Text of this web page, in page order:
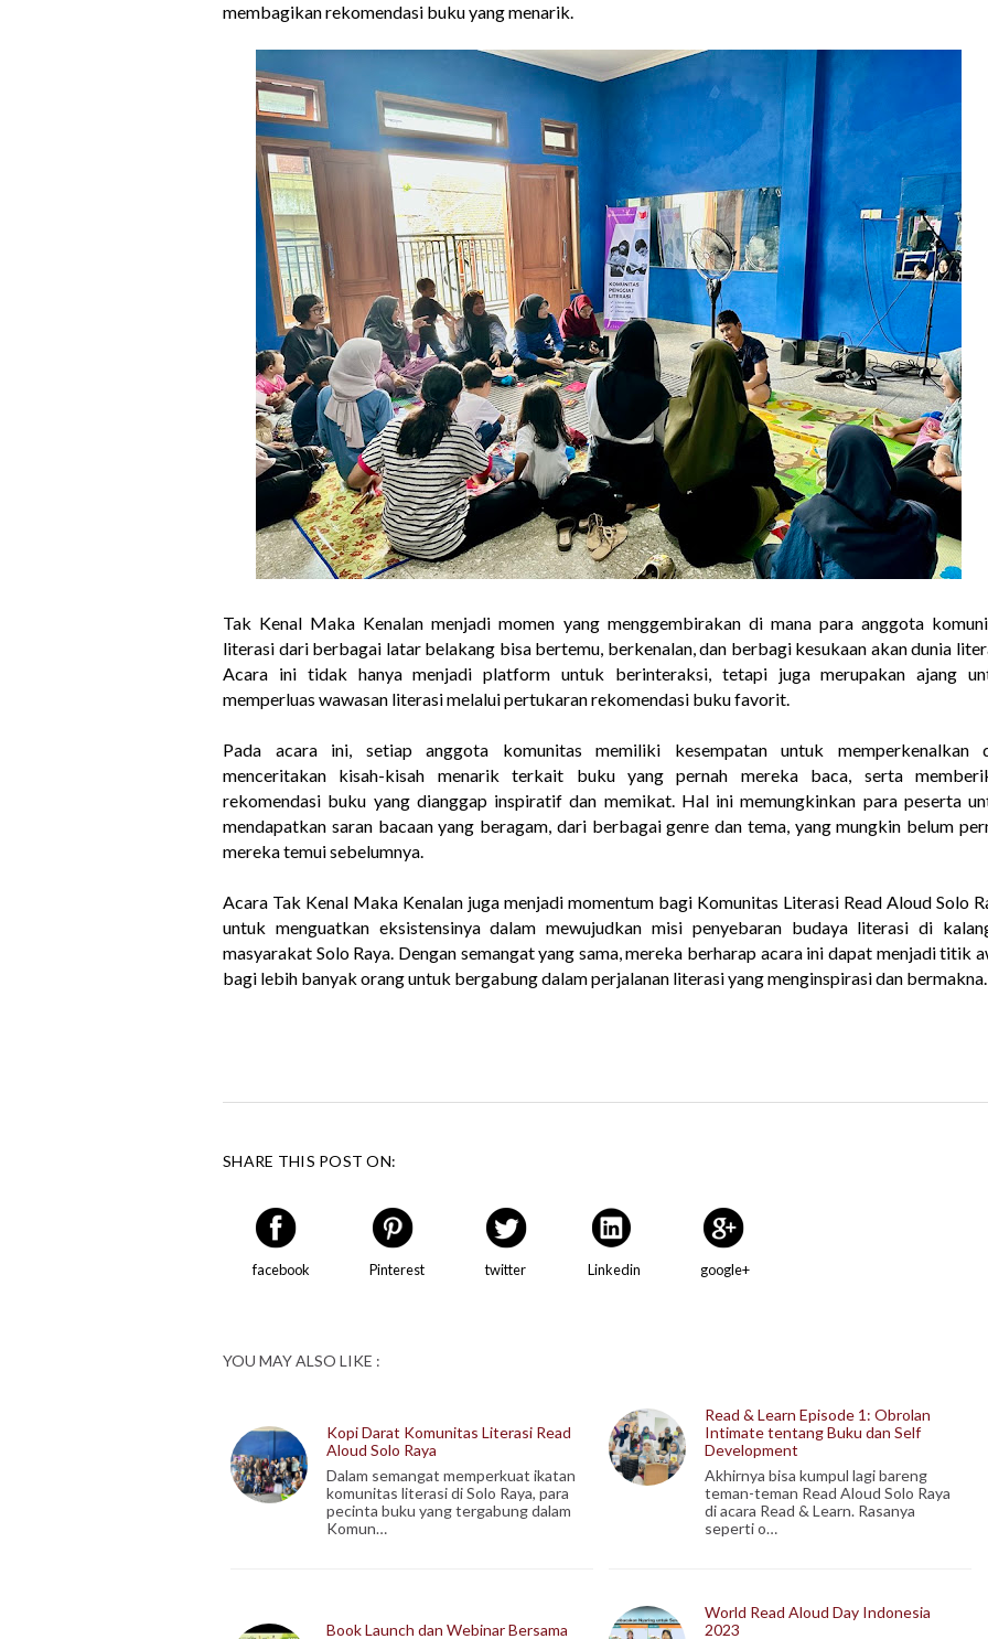
membagikan rekomendasi buku yang menarik.
Tak Kenal Maka Kenalan menjadi momen yang menggembirakan di mana para anggota
literasi dari berbagai latar belakang bisa bertemu, berkenalan, dan berbagi kesukaan akan dunia
Acara ini tidak hanya menjadi platform untuk berinteraksi, tetapi juga merupakan ajang
memperluas wawasan literasi melalui pertukaran rekomendasi buku favorit.
Pada acara ini, setiap anggota komunitas memiliki kesempatan untuk memperkenalkan
menceritakan kisah-kisah menarik terkait buku yang pernah mereka baca, serta
rekomendasi buku yang dianggap inspiratif dan memikat. Hal ini memungkinkan para peserta
mendapatkan saran bacaan yang beragam, dari berbagai genre dan tema, yang mungkin belum
mereka temui sebelumnya.
Acara Tak Kenal Maka Kenalan juga menjadi momentum bagi Komunitas Literasi Read Aloud Solo
untuk menguatkan eksistensinya dalam mewujudkan misi penyebaran budaya literasi di
masyarakat Solo Raya. Dengan semangat yang sama, mereka berharap acara ini dapat menjadi titik
bagi lebih banyak orang untuk bergabung dalam perjalanan literasi yang menginspirasi dan bermakna.
SHARE THIS POST ON:
facebook Pinterest twitter Linkedin google+
YOU MAY ALSO LIKE :
Kopi Darat Komunitas Literasi Read
Aloud Solo Raya
Dalam semangat memperkuat ikatan
komunitas literasi di Solo Raya, para
pecinta buku yang tergabung dalam
Komun…
Read & Learn Episode 1: Obrolan
Intimate tentang Buku dan Self
Development
Akhirnya bisa kumpul lagi bareng
teman-teman Read Aloud Solo Raya
di acara Read & Learn. Rasanya
seperti o…
Book Launch dan Webinar Bersama
World Read Aloud Day Indonesia
2023